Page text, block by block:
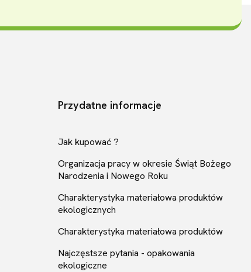
Przydatne informacje
Jak kupować ?
Organizacja pracy w okresie Świąt Bożego
Narodzenia i Nowego Roku
Charakterystyka materiałowa produktów
ekologicznych
Charakterystyka materiałowa produktów
Najczęstsze pytania - opakowania
ekologiczne